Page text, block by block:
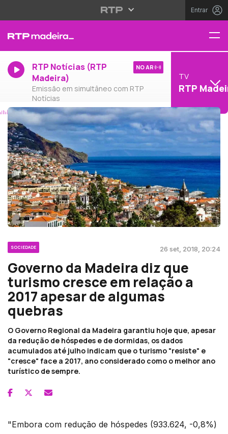
Entrar
RTP Notícias (RTP
Madeira)
Emissão em simultâneo com RTP
Notícias
NO AR
TV
RTP
SOCIEDADE 26 set, 2018, 20:24
Governo da Madeira diz que
turismo cresce em relação a
2017 apesar de algumas
quebras
O Governo Regional da Madeira garantiu hoje que, apesar
da redução de hóspedes e de dormidas, os dados
acumulados até julho indicam que o turismo "resiste" e
"cresce" face a 2017, ano considerado como o melhor ano
turístico de sempre.
"Embora com redução de hóspedes (933.624, -0,8%)